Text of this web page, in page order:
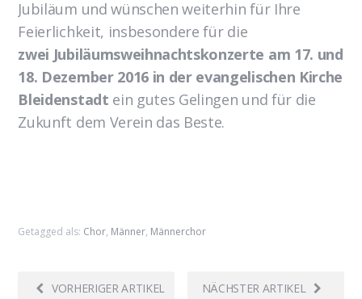
Jubiläum und wünschen weiterhin für Ihre
Feierlichkeit, insbesondere für die
zwei Jubiläumsweihnachtskonzerte am 17. und
18. Dezember 2016 in der evangelischen Kirche
Bleidenstadt ein gutes Gelingen und für die
Zukunft dem Verein das Beste.
Getagged als: Chor, Männer, Männerchor
VORHERIGER ARTIKEL NÄCHSTER ARTIKEL